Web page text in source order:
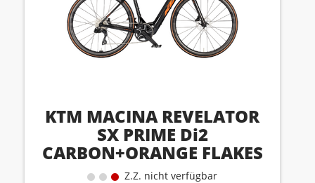
KTM MACINA REVELATOR
SX PRIME Di2
CARBON+ORANGE FLAKES
(ORANGE+MATT BLACK)
Z.Z. nicht verfügbar